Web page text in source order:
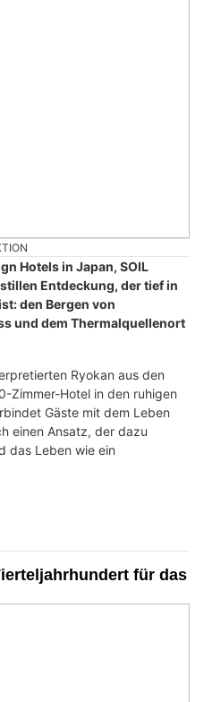
Hotels in Japan, SOIL
Entdeckung, der tief in
den Bergen von
und dem Thermalquellenort
Ryokan aus den
Zimmer-Hotel in den ruhigen
Gäste mit dem Leben
einen Ansatz, der dazu
das Leben wie ein
für das